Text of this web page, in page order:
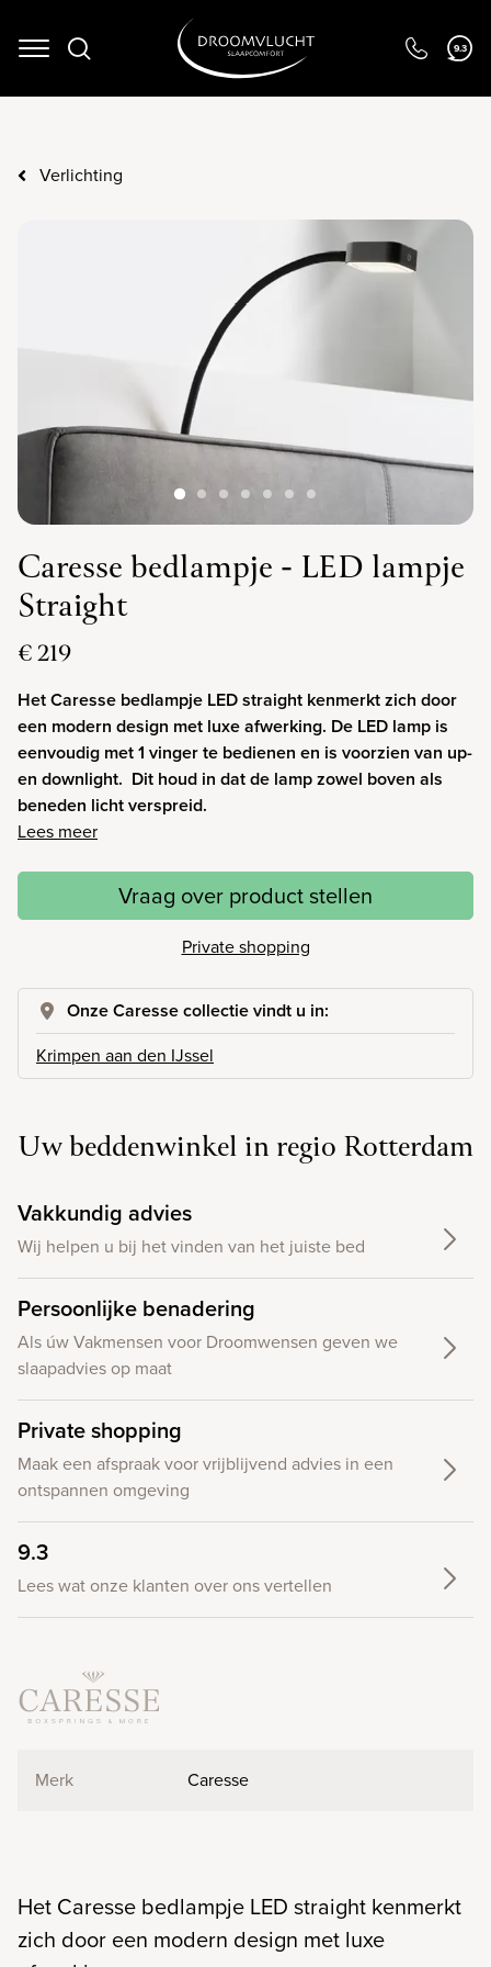
Navigation 9.3
Verlichting
Caresse bedlampje - LED lampje
Straight
€ 219
Het Caresse bedlampje LED straight kenmerkt zich door
een modern design met luxe afwerking. De LED lamp is
eenvoudig met 1 vinger te bedienen en is voorzien van up-
en downlight. Dit houd in dat de lamp zowel boven als
beneden licht verspreid.
Lees meer
Vraag over product stellen
Private shopping
Onze Caresse collectie vindt u in:
Krimpen aan den IJssel
Uw beddenwinkel in regio Rotterdam
Vakkundig advies
Wij helpen u bij het vinden van het juiste bed
Persoonlijke benadering
Als úw Vakmensen voor Droomwensen geven we
slaapadvies op maat
Private shopping
Maak een afspraak voor vrijblijvend advies in een
ontspannen omgeving
9.3
Lees wat onze klanten over ons vertellen
Merk Caresse
Het Caresse bedlampje LED straight kenmerkt
zich door een modern design met luxe